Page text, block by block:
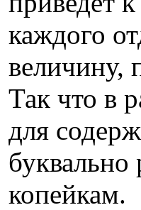
каждого
Так что в
для
буквально
копейкам.